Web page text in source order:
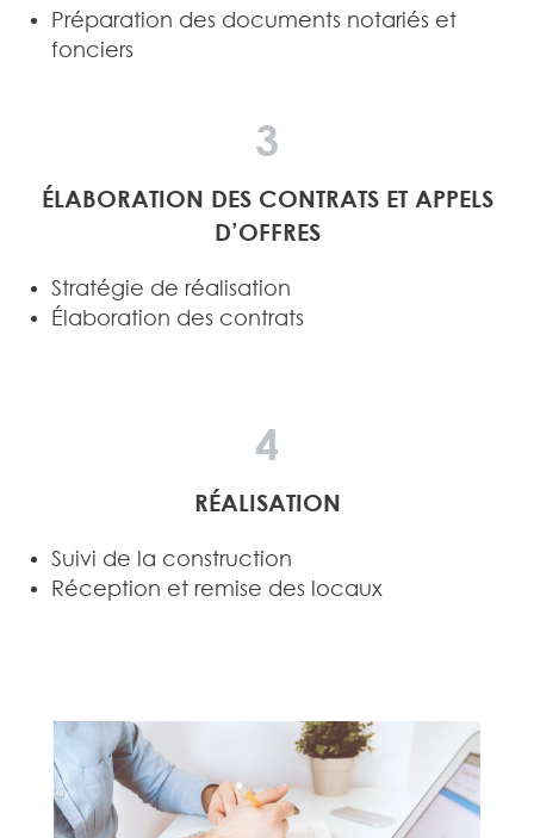
Préparation des documents notariés et
fonciers
3
ÉLABORATION DES CONTRATS ET APPELS
D’OFFRES
Stratégie de réalisation
Élaboration des contrats
4
RÉALISATION
Suivi de la construction
Réception et remise des locaux